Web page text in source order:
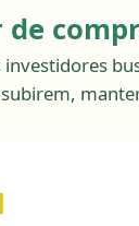
de
subirem,